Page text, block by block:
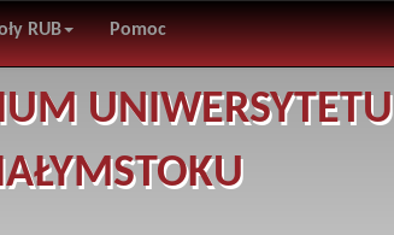
RUB Pomoc
UNIWERSYTETU